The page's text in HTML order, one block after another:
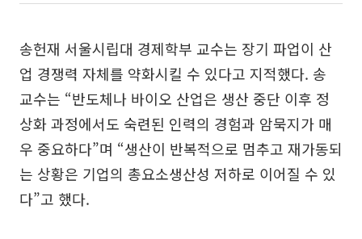
송헌재 서울시립대 경제학부 교수는 장기 파업이 산
업 경쟁력 자체를 약화시킬 수 있다고 지적했다. 송
교수는 “반도체나 바이오 산업은 생산 중단 이후 정
상화 과정에서도 숙련된 인력의 경험과 암묵지가 매
우 중요하다”며 “생산이 반복적으로 멈추고 재가동되
는 상황은 기업의 총요소생산성 저하로 이어질 수 있
다”고 했다.